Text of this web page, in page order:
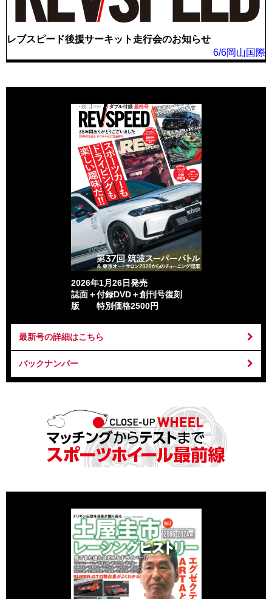
レブスピード後援サーキット走行会のお知らせ
6/6岡山国際
2026年1月26日発売
誌面＋付録DVD＋創刊号復刻
版 特別価格2500円
最新号の詳細はこちら
バックナンバー